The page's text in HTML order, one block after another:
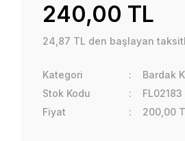
240,00 TL
24,87 TL den başlayan
Kategori Bardak
Stok Kodu
FL02183
Fiyat
200,00